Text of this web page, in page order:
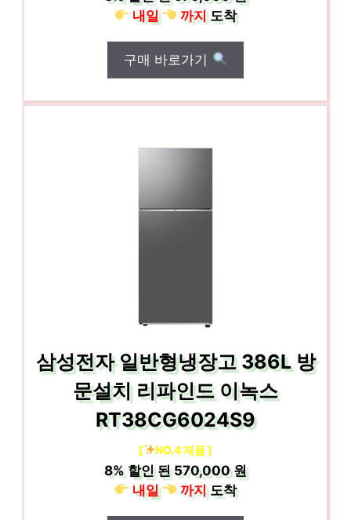
내일
까지도착
구매 바로가기
삼성전자 일반형냉장고 386L 방
문설치 리파인드 이녹스
RT38CG6024S9
[ NO.4 제품 ]
8% 할인 된570,000 원
내일
까지도착